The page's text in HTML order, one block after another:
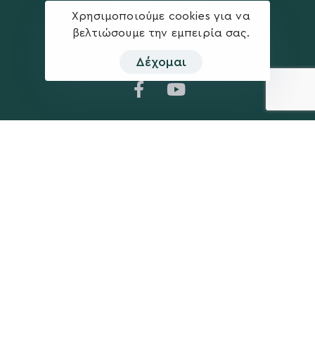
Χρησιμοποιούμε cookies για να
βελτιώσουμε την εμπειρία σας.
Δέχομαι